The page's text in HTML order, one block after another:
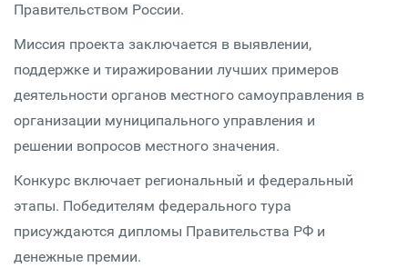
Правительством России.
Миссия проекта заключается в выявлении,
поддержке и тиражировании лучших примеров
деятельности органов местного самоуправления в
организации муниципального управления и
решении вопросов местного значения.
Конкурс включает региональный и федеральный
этапы. Победителям федерального тура
присуждаются дипломы Правительства РФ и
денежные премии.